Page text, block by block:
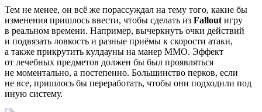
Тем не менее, он всё же порассуждал на тему того, какие бы
изменения пришлось ввести, чтобы сделать из Fallout игру
в реальном времени. Например, вычеркнуть очки действий
и подвязать ловкость и разные приёмы к скорости атаки,
а также прикрутить кулдауны на манер MMO. Эффект
от лечебных предметов должен бы был проявляться
не моментально, а постепенно. Большинство перков, если
не все, пришлось бы переработать, чтобы они подходили под
иную систему.